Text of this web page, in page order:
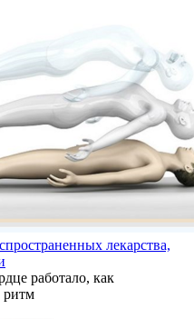
лекарства,
работало, как
ритм